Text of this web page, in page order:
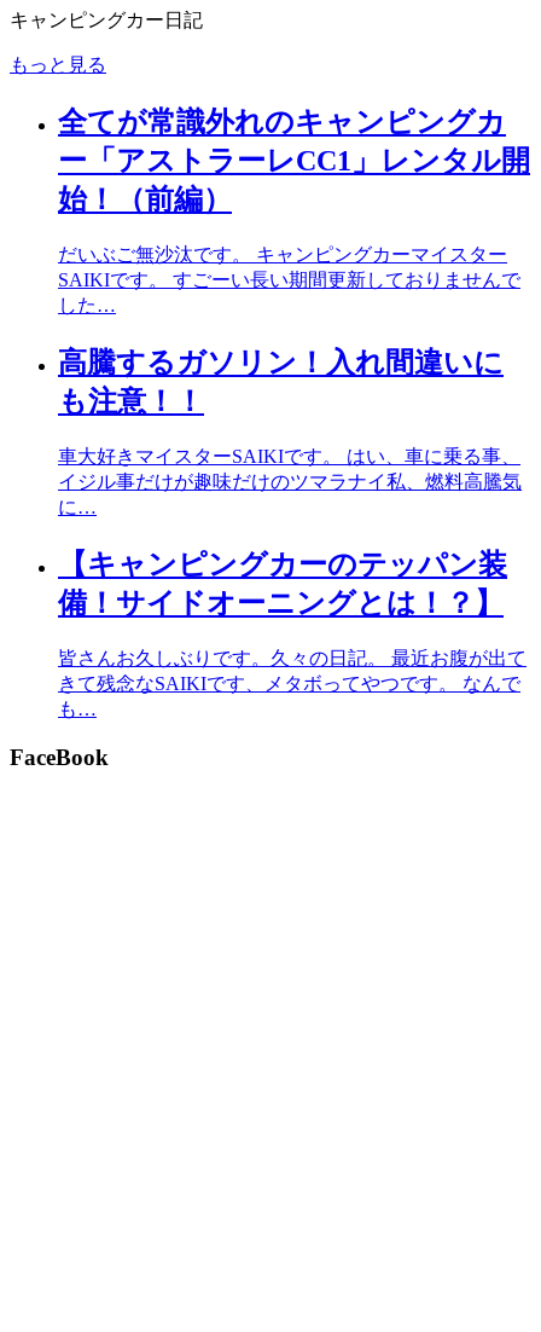
キャンピングカー日記
もっと見る
全てが常識外れのキャンピングカ
ー「アストラーレCC1」レンタル開
始！（前編）
だいぶご無沙汰です。 キャンピングカーマイスター
SAIKIです。 すごーい長い期間更新しておりませんで
した…
高騰するガソリン！入れ間違いに
も注意！！
車大好きマイスターSAIKIです。 はい、車に乗る事、
イジル事だけが趣味だけのツマラナイ私、燃料高騰気
に…
【キャンピングカーのテッパン装
備！サイドオーニングとは！？】
皆さんお久しぶりです。久々の日記。 最近お腹が出て
きて残念なSAIKIです、メタボってやつです。 なんで
も…
FaceBook